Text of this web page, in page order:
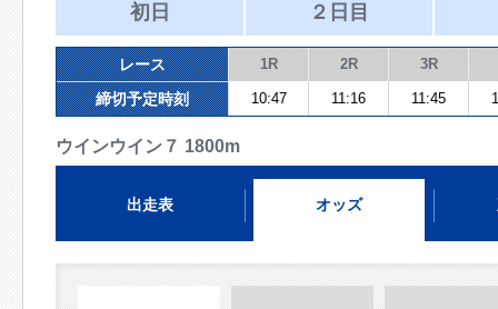
初日 ２日目
レース 1R 2R 3R
締切予定時刻 10:47 11:16 11:45
ウインウイン７ 1800m
出走表 オッズ